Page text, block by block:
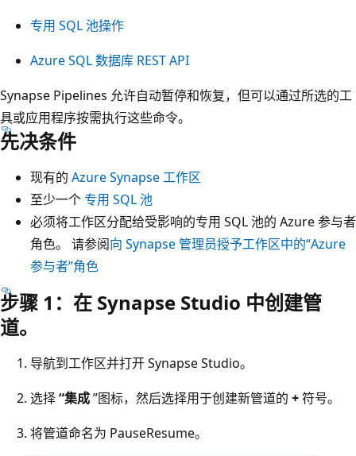
专用 SQL 池操作
Azure SQL 数据库 REST API
Synapse Pipelines 允许自动暂停和恢复，但可以通过所选的工
具或应用程序按需执行这些命令。
先决条件
现有的 Azure Synapse 工作区
至少一个专用 SQL 池
必须将工作区分配给受影响的专用 SQL 池的 Azure 参与者
角色。 请参阅向 Synapse 管理员授予工作区中的“Azure
参与者”角色
步骤 1：在 Synapse Studio 中创建管
道。
导航到工作区并打开 Synapse Studio。
选择“集成”图标，然后选择用于创建新管道的 +符号。
将管道命名为 PauseResume。